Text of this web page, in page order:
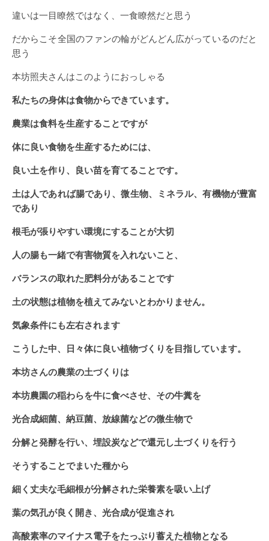
違いは一目瞭然ではなく、一食瞭然だと思う
だからこそ全国のファンの輪がどんどん広がっているのだと
思う
本坊照夫さんはこのようにおっしゃる
私たちの身体は食物からできています。
農業は食料を生産することですが
体に良い食物を生産するためには、
良い土を作り、良い苗を育てることです。
土は人であれば腸であり、微生物、ミネラル、有機物が豊富
であり
根毛が張りやすい環境にすることが大切
人の腸も一緒で有害物質を入れないこと、
バランスの取れた肥料分があることです
土の状態は植物を植えてみないとわかりません。
気象条件にも左右されます
こうした中、日々体に良い植物づくりを目指しています。
本坊さんの農業の土づくりは
本坊農園の稲わらを牛に食べさせ、その牛糞を
光合成細菌、納豆菌、放線菌などの微生物で
分解と発酵を行い、埋設炭などで還元し土づくりを行う
そうすることでまいた種から
細く丈夫な毛細根が分解された栄養素を吸い上げ
葉の気孔が良く開き、光合成が促進され
高酸素率のマイナス電子をたっぷり蓄えた植物となる